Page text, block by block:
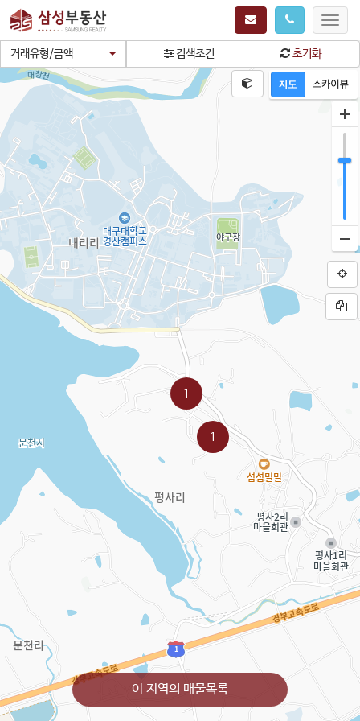
거래유형/금액
검색조건 초기화
이 지역의 매물목록
1
1